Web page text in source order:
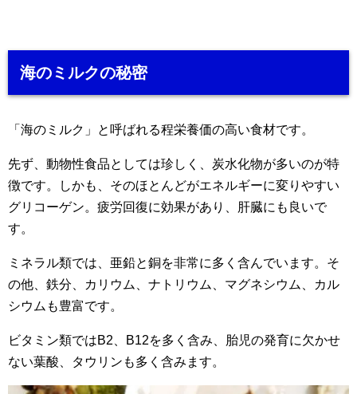
海のミルクの秘密
「海のミルク」と呼ばれる程栄養価の高い食材です。
先ず、動物性食品としては珍しく、炭水化物が多いのが特
徴です。しかも、そのほとんどがエネルギーに変りやすい
グリコーゲン。疲労回復に効果があり、肝臓にも良いで
す。
ミネラル類では、亜鉛と銅を非常に多く含んでいます。そ
の他、鉄分、カリウム、ナトリウム、マグネシウム、カル
シウムも豊富です。
ビタミン類ではB2、B12を多く含み、胎児の発育に欠かせ
ない葉酸、タウリンも多く含みます。